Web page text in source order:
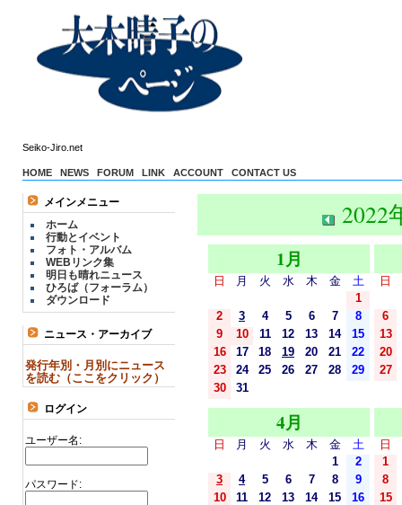
Seiko-Jiro.net
HOME NEWS FORUM LINK ACCOUNT CONTACT US
メインメニュー
ホーム
行動とイベント
フォト・アルバム
WEBリンク集
明日も晴れニュース
ひろば（フォーラム）
ダウンロード
ニュース・アーカイブ
発行年別・月別にニュース
を読む（ここをクリック）
ログイン
ユーザー名:
パスワード:
2022
1月
日 月 火 水 木 金
土
1
2
3 4 5 6 7
8
9
10 11 12 13 14
15
16
17 18 19 20 21
22
23
24 25 26 27 28
29
30
31
日
6
13
20
27
4月
日 月 火 水 木 金
土
1
2
3
4 5 6 7 8
9
10
11 12 13 14 15
16
日
1
8
15